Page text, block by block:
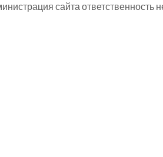
сайта ответственность